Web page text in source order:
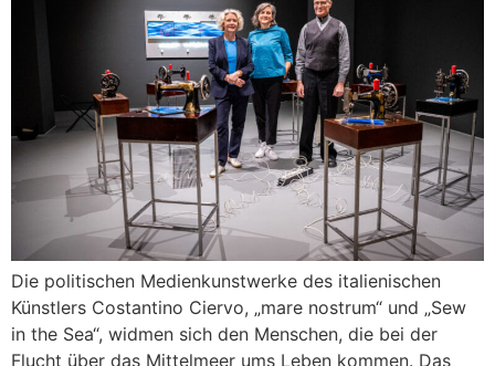
Die politischen Medienkunstwerke des italienischen
Künstlers Costantino Ciervo, „mare nostrum“ und „Sew
in the Sea“, widmen sich den Menschen, die bei der
Flucht über das Mittelmeer ums Leben kommen. Das